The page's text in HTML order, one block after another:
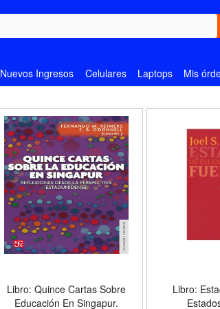
Nuevos Ingresos Celulares Laptops Mis
Libro: Quince Cartas Sobre
Educación En Singapur.
Libro: